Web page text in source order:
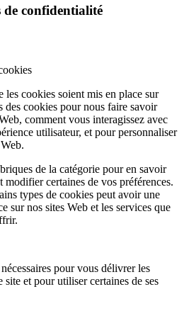
de confidentialité
les cookies soient mis en place sur
cookies pour nous faire savoir
comment vous interagissez avec
utilisateur, et pour personnaliser
de la catégorie pour en savoir
modifier certaines de vos préférences.
types de cookies peut avoir une
sur nos sites Web et les services que
pour vous délivrer les
et pour utiliser certaines de ses